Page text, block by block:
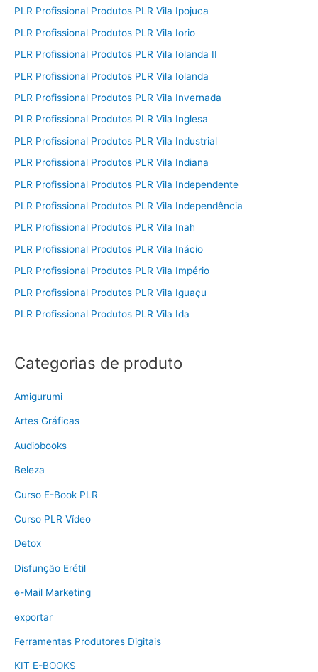
PLR Profissional Produtos PLR Vila Ipojuca
PLR Profissional Produtos PLR Vila Iorio
PLR Profissional Produtos PLR Vila Iolanda II
PLR Profissional Produtos PLR Vila Iolanda
PLR Profissional Produtos PLR Vila Invernada
PLR Profissional Produtos PLR Vila Inglesa
PLR Profissional Produtos PLR Vila Industrial
PLR Profissional Produtos PLR Vila Indiana
PLR Profissional Produtos PLR Vila Independente
PLR Profissional Produtos PLR Vila Independência
PLR Profissional Produtos PLR Vila Inah
PLR Profissional Produtos PLR Vila Inácio
PLR Profissional Produtos PLR Vila Império
PLR Profissional Produtos PLR Vila Iguaçu
PLR Profissional Produtos PLR Vila Ida
Categorias de produto
Amigurumi
Artes Gráficas
Audiobooks
Beleza
Curso E-Book PLR
Curso PLR Vídeo
Detox
Disfunção Erétil
e-Mail Marketing
exportar
Ferramentas Produtores Digitais
KIT E-BOOKS